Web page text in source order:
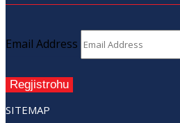
Email Address
Regjistrohu
SITEMAP